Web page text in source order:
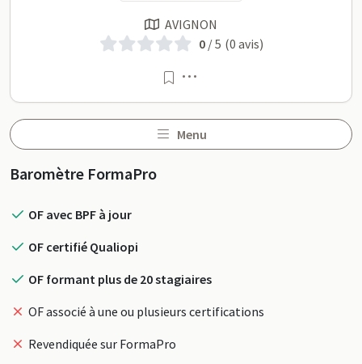
AVIGNON
0/ 5 (0 avis)
Menu
Profil
Baromètre FormaPro
OF avec BPF à jour
OF certifié Qualiopi
OF formant plus de 20 stagiaires
OF associé à une ou plusieurs certifications
Revendiquée sur FormaPro